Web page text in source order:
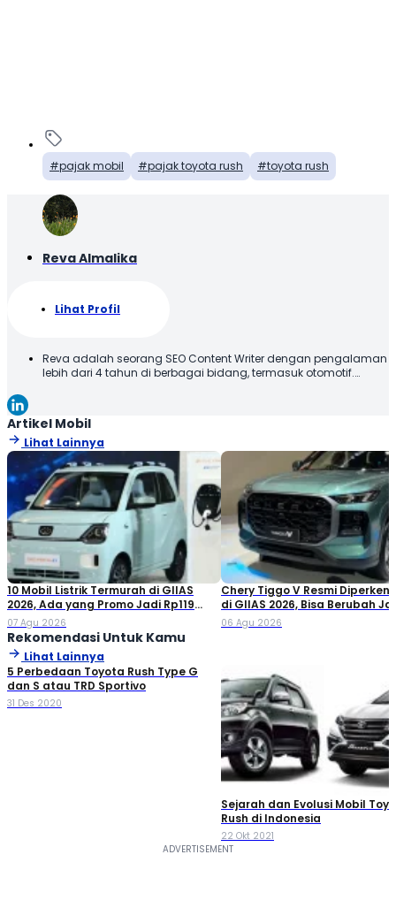
pajak mobil pajak toyota rush toyota rush
Reva Almalika
Lihat Profil
Reva adalah seorang SEO Content Writer dengan pengalaman
lebih dari 4 tahun di berbagai bidang, termasuk otomotif.
informatif, menarik, dan mudah dipahami oleh pembaca.
Artikel Mobil
Lihat Lainnya
10 Mobil Listrik Termurah di GIIAS
2026, Ada yang Promo Jadi Rp119
Jutaan!
07 Agu 2026
Chery Tiggo V Resmi
di GIIAS 2026, Bisa Berubah
Double Cabin
06 Agu 2026
Rekomendasi Untuk Kamu
Lihat Lainnya
5 Perbedaan Toyota Rush Type G
dan S atau TRD Sportivo
31 Des 2020
Sejarah dan Evolusi Mobil
Rush di Indonesia
22 Okt 2021